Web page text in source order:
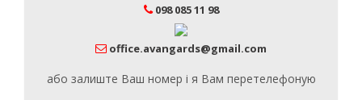
098 085 11 98
office.avangards@gmail.com
або залиште Ваш номер і я Вам перетелефоную